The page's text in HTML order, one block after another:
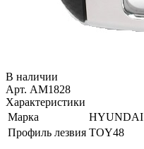
В наличии
Арт. AM1828
Характеристики
Марка
HYUNDAI
Профиль лезвия TOY48